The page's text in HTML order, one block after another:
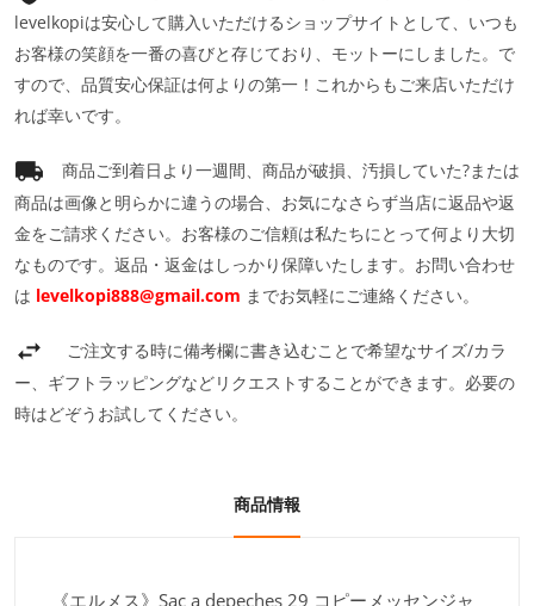
levelkopiは安心して購入いただけるショップサイトとして、いつも
お客様の笑顔を一番の喜びと存じており、モットーにしました。で
すので、品質安心保証は何よりの第一！これからもご来店いただけ
れば幸いです。
商品ご到着日より一週間、商品が破損、汚損していた?または
商品は画像と明らかに違うの場合、お気になさらず当店に返品や返
金をご請求ください。お客様のご信頼は私たちにとって何より大切
なものです。返品・返金はしっかり保障いたします。お問い合わせ
は levelkopi888@gmail.com までお気軽にご連絡ください。
ご注文する時に備考欄に書き込むことで希望なサイズ/カラ
ー、ギフトラッピングなどリクエストすることができます。必要の
時はどぞうお試してください。
商品情報
《エルメス》Sac a depeches 29 コピーメッセンジャ